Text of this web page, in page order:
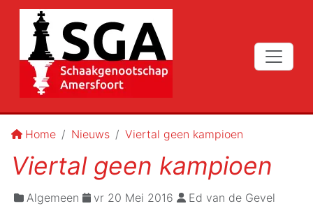
Home Nieuws Viertal geen kampioen
Viertal geen kampioen
Algemeen vr 20 Mei 2016 Ed van de Gevel